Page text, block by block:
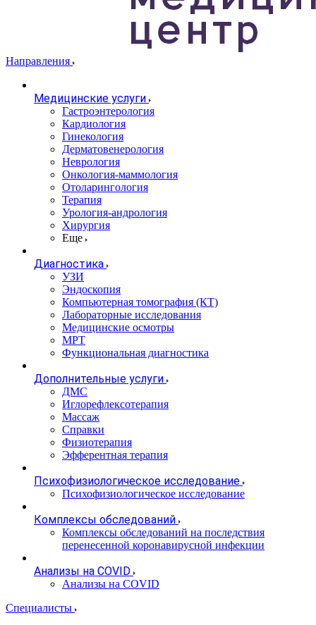
Направления
Медицинские услуги
Гастроэнтерология
Кардиология
Гинекология
Дерматовенерология
Неврология
Онкология-маммология
Отоларингология
Терапия
Урология-андрология
Хирургия
Еще
Диагностика
УЗИ
Эндоскопия
Компьютерная томография (КТ)
Лабораторные исследования
Медицинские осмотры
МРТ
Функциональная диагностика
Дополнительные услуги
ДМС
Иглорефлексотерапия
Массаж
Справки
Физиотерапия
Эфферентная терапия
Психофизиологическое исследование
Психофизиологическое исследование
Комплексы обследований
Комплексы обследований на последствия
перенесенной коронавирусной инфекции
Анализы на COVID
Анализы на COVID
Специалисты